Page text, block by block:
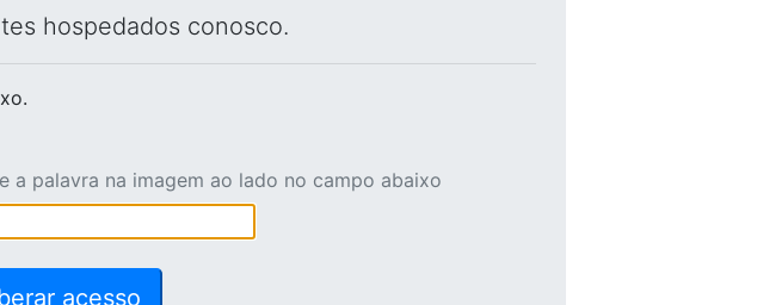
hospedados conosco.
a palavra na imagem ao lado no campo abaixo